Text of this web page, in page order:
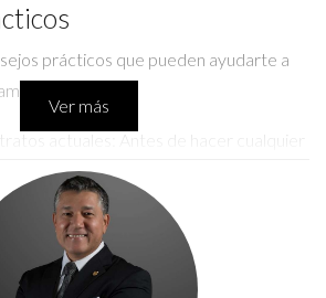
prácticos que pueden ayudarte a
de broker:
actuales: Antes de hacer cualquier
Informa a tu broker actual
Esto puede prevenir malentendidos.
activos: Ten un registro claro de todos
de la transferencia.
Ver más